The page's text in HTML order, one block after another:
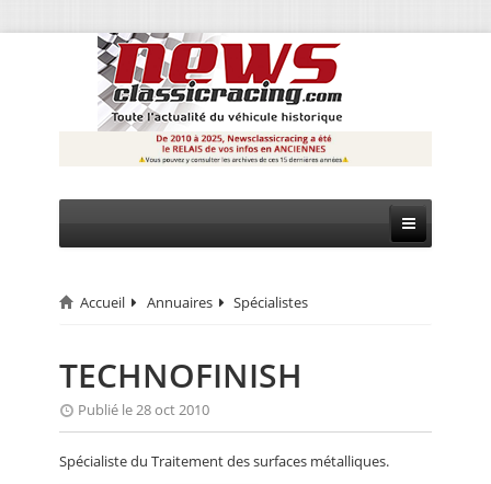
CIRCUIT
RALLYE
MONTAGNE
EVÈNEMENTS
Accueil Annuaires Spécialistes
TECHNOFINISH
Publié le 28 oct 2010
Spécialiste du Traitement des surfaces métalliques.